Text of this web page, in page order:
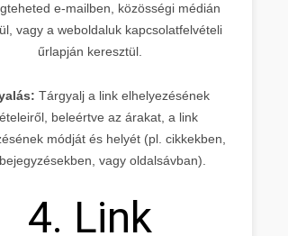
e-mailben, közösségi médián
vagy a weboldaluk kapcsolatfelvételi
űrlapján keresztül.
Tárgyalj a link elhelyezésének
beleértve az árakat, a link
módját és helyét (pl. cikkekben,
vagy oldalsávban).
4. Link